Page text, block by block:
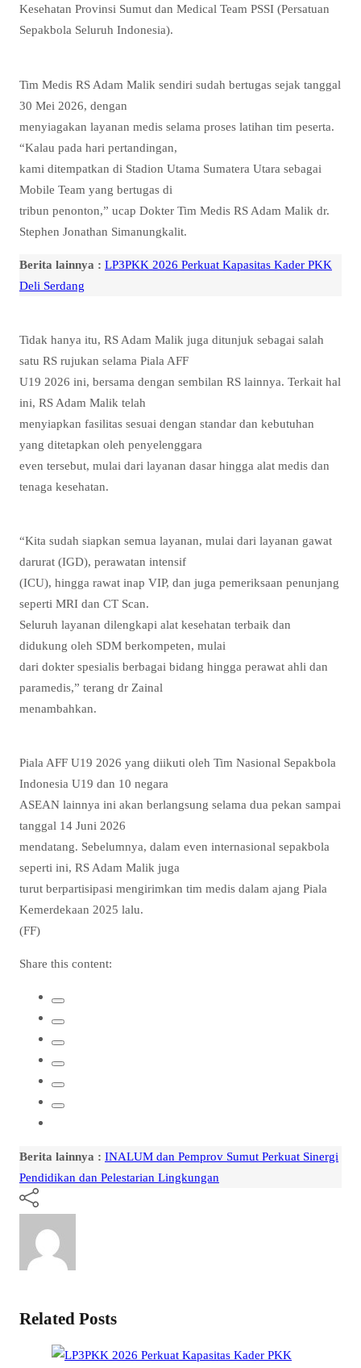
Kesehatan Provinsi Sumut dan Medical Team PSSI (Persatuan
Sepakbola Seluruh Indonesia).
Tim Medis RS Adam Malik sendiri sudah bertugas sejak tanggal
30 Mei 2026, dengan
menyiagakan layanan medis selama proses latihan tim peserta.
“Kalau pada hari pertandingan,
kami ditempatkan di Stadion Utama Sumatera Utara sebagai
Mobile Team yang bertugas di
tribun penonton,” ucap Dokter Tim Medis RS Adam Malik dr.
Stephen Jonathan Simanungkalit.
Berita lainnya : LP3PKK 2026 Perkuat Kapasitas Kader PKK
Deli Serdang
Tidak hanya itu, RS Adam Malik juga ditunjuk sebagai salah
satu RS rujukan selama Piala AFF
U19 2026 ini, bersama dengan sembilan RS lainnya. Terkait hal
ini, RS Adam Malik telah
menyiapkan fasilitas sesuai dengan standar dan kebutuhan
yang ditetapkan oleh penyelenggara
even tersebut, mulai dari layanan dasar hingga alat medis dan
tenaga kesehatan.
“Kita sudah siapkan semua layanan, mulai dari layanan gawat
darurat (IGD), perawatan intensif
(ICU), hingga rawat inap VIP, dan juga pemeriksaan penunjang
seperti MRI dan CT Scan.
Seluruh layanan dilengkapi alat kesehatan terbaik dan
didukung oleh SDM berkompeten, mulai
dari dokter spesialis berbagai bidang hingga perawat ahli dan
paramedis,” terang dr Zainal
menambahkan.
Piala AFF U19 2026 yang diikuti oleh Tim Nasional Sepakbola
Indonesia U19 dan 10 negara
ASEAN lainnya ini akan berlangsung selama dua pekan sampai
tanggal 14 Juni 2026
mendatang. Sebelumnya, dalam even internasional sepakbola
seperti ini, RS Adam Malik juga
turut berpartisipasi mengirimkan tim medis dalam ajang Piala
Kemerdekaan 2025 lalu.
(FF)
Share this content:
Berita lainnya : INALUM dan Pemprov Sumut Perkuat Sinergi
Pendidikan dan Pelestarian Lingkungan
Related Posts